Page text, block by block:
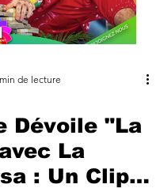
de lecture
Dévoile "La
La
: Un Clip